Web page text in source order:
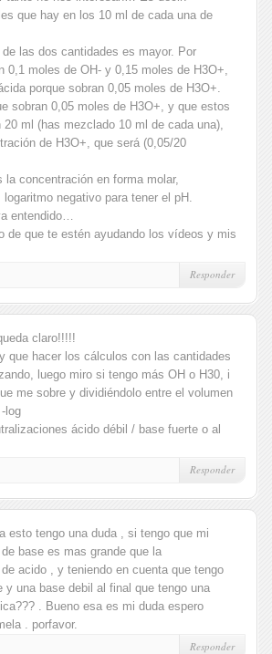
que hay en los 10 ml de cada una de
las dos cantidades es mayor. Por
0,1 moles de OH- y 0,15 moles de H3O+,
porque sobran 0,05 moles de H3O+.
sobran 0,05 moles de H3O+, y que estos
20 ml (has mezclado 10 ml de cada una),
de H3O+, que será (0,05/20
la concentración en forma molar,
negativo para tener el pH.
entendido…
de que te estén ayudando los vídeos y mis
Responder
claro!!!!!
que hacer los cálculos con las cantidades
luego miro si tengo más OH o H30, i
me sobre y dividiéndolo entre el volumen
log
ácido débil / base fuerte o al
Responder
esto tengo una duda , si tengo que mi
base es mas grande que la
acido , y teniendo en cuenta que tengo
y una base debil al final que tengo una
. Bueno esa es mi duda espero
. porfavor.
Responder